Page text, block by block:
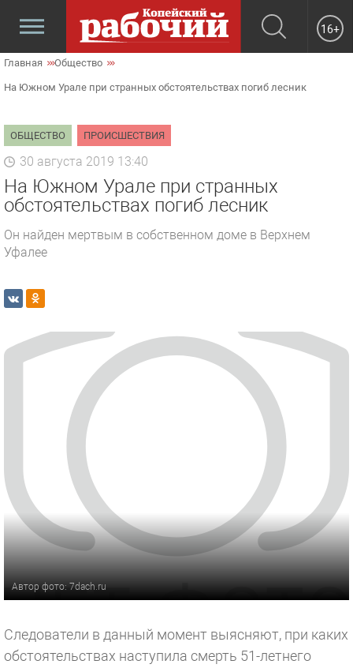
16+
Главная Общество
На Южном Урале при странных обстоятельствах погиб лесник
ОБЩЕСТВО ПРОИСШЕСТВИЯ
30 августа 2019 13:40
На Южном Урале при странных
обстоятельствах погиб лесник
Он найден мертвым в собственном доме в Верхнем
Уфалее
Автор фото: 7dach.ru
Следователи в данный момент выясняют, при каких
обстоятельствах наступила смерть 51-летнего